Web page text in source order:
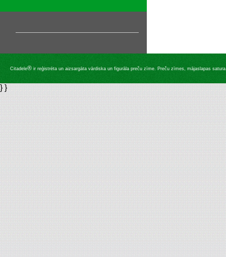
Citadele® ir reģistrēta un aizsargāta vārdiska un figurāla preču zīme. Preču zīmes, mājaslapas
} }